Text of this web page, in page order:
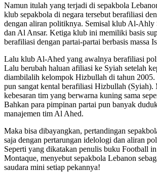
Namun itulah yang terjadi di sepakbola
klub sepakbola di negara tersebut berafiliasi
dengan aliran politiknya. Semisal klub Al-Ahly
dan Al Ansar. Ketiga klub ini memiliki basis
berafiliasi dengan partai-partai berbasis massa
Lalu klub Al-Ahed yang awalnya berafiliasi
Lalu berubah haluan afiliasi ke Syiah setelah
diambilalih kelompok Hizbullah di tahun
pun sangat kental berafiliasi Hizbullah (Syiah).
kebesaran tim yang berwarna kuning sama
Bahkan para pimpinan partai pun banyak
manajemen tim Al Ahed.
Maka bisa dibayangkan, pertandingan
saja dengan pertarungan idelologi dan aliran
Seperti yang dikatakan penulis buku Football
Montaque, menyebut sepakbola Lebanon
saudara mini setiap pekannya!